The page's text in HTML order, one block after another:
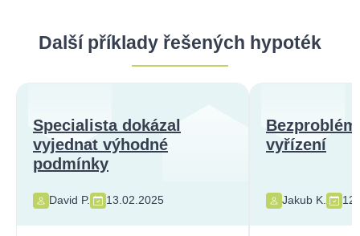
Další příklady řešených hypoték
Specialista dokázal
vyjednat výhodné
podmínky
David P. 13.02.2025
vyřízení
Jakub K.